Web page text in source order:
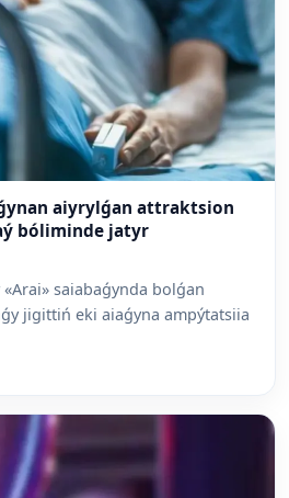
aiyrylǵan attraktsion
bóliminde jatyr
saiabaǵynda bolǵan
jigittiń eki aiaǵyna ampýtatsiia